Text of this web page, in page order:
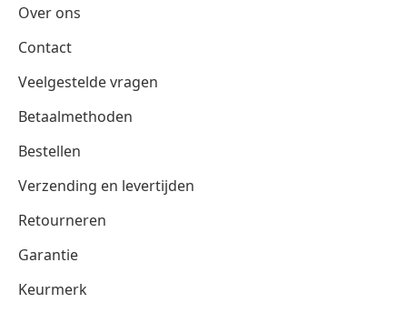
Over ons
Contact
Veelgestelde vragen
Betaalmethoden
Bestellen
Verzending en levertijden
Retourneren
Garantie
Keurmerk